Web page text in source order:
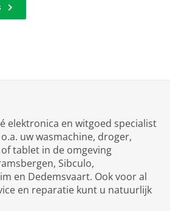
elektronica en witgoed specialist
uw wasmachine, droger,
tablet in de omgeving
Sibculo,
en Dedemsvaart. Ook voor al
en reparatie kunt u natuurlijk